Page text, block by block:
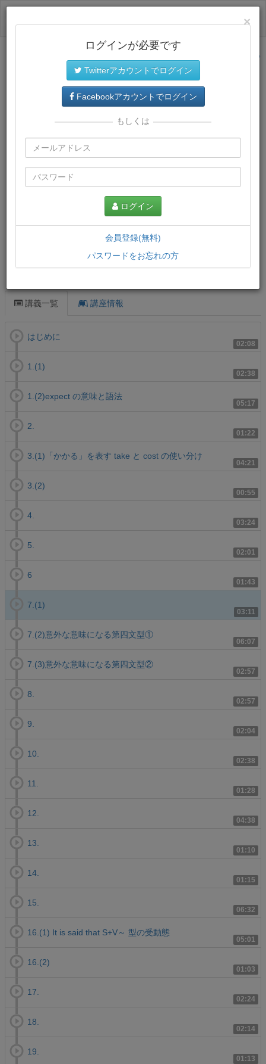
サイトトップに戻る
プレミアム会員では、教材がダウンロードでき、快適な動画
再生環境が提供されます。
講義一覧 講座情報
02:08
はじめに
02:38
1.(1)
05:17
1.(2)expect の意味と語法
01:22
2.
04:21
3.(1)「かかる」を表す take と cost の使い分け
00:55
3.(2)
03:24
4.
02:01
5.
01:43
6
03:11
7.(1)
06:07
7.(2)意外な意味になる第四文型①
02:57
7.(3)意外な意味になる第四文型②
02:57
8.
02:04
9.
02:38
10.
01:28
11.
04:38
12.
01:10
13.
01:15
14.
06:32
15.
05:01
16.(1) It is said that S+V～ 型の受動態
01:03
16.(2)
02:24
17.
02:14
18.
01:13
19.
×
ログインが必要です
Twitterアカウントでログイン
Facebookアカウントでログイン
もしくは
ログイン
会員登録(無料)
パスワードをお忘れの方